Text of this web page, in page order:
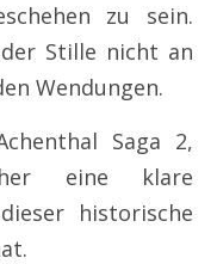
zu sein.
Stille nicht an
Wendungen.
Saga 2,
eine klare
historische